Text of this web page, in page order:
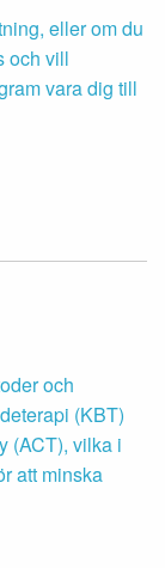
eller om du
och vill
vara dig till
och
(KBT)
(ACT), vilka i
att minska